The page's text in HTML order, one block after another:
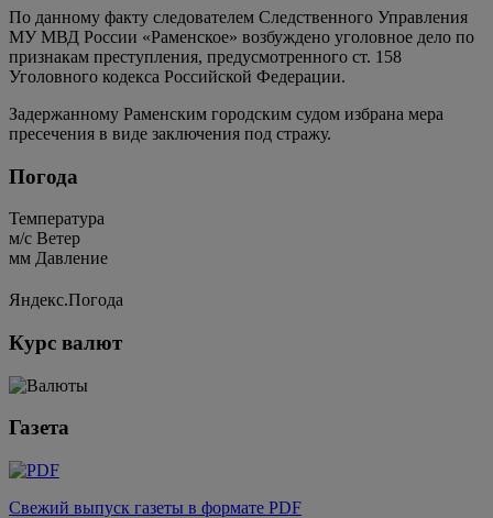
По данному факту следователем Следственного Управления
МУ МВД России «Раменское» возбуждено уголовное дело по
признакам преступления, предусмотренного ст. 158
Уголовного кодекса Российской Федерации.
Задержанному Раменским городским судом избрана мера
пресечения в виде заключения под стражу.
Погода
Температура
м/c Ветер
мм Давление
Яндекс.Погода
Курс валют
Газета
Свежий выпуск газеты в формате PDF